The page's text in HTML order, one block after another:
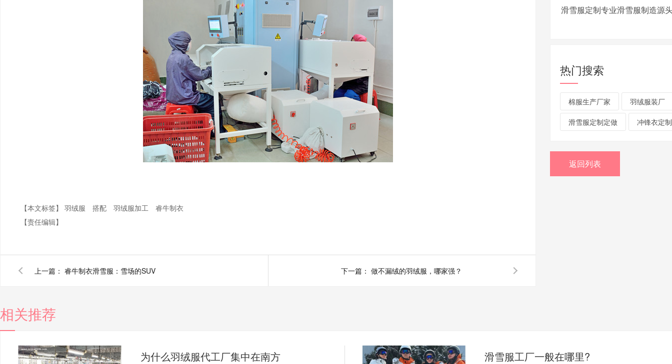
【本文标签】 羽绒服 搭配 羽绒服加工
睿牛制衣
【责任编辑】
上一篇： 睿牛制衣滑雪服：雪场的SUV 下一篇： 做不漏绒的羽绒服，哪家强？
滑雪服定制专业滑雪服制造源
热门搜索
棉服生产厂家 羽绒服装厂
滑雪服定制定做 冲锋衣定制
返回列表
相关推荐
为什么羽绒服代工厂集中在南方 滑雪服工厂一般在哪里?